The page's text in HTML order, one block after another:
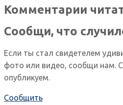
Комментарии
Сообщи, что
Если ты стал свидетелем
фото или видео, сообщи нам.
опубликуем.
Сообщить